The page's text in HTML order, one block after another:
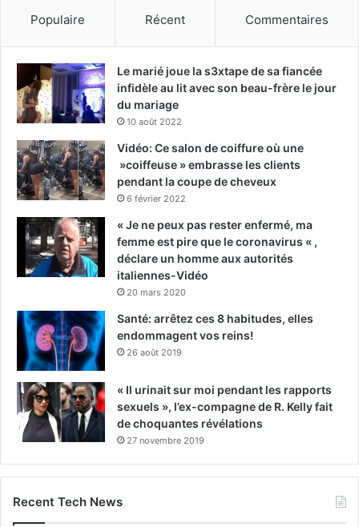
Populaire Récent Commentaires
Le marié joue la s3xtape de sa fiancée
infidèle au lit avec son beau-frère le jour
du mariage
10 août 2022
Vidéo: Ce salon de coiffure où une
»coiffeuse » embrasse les clients
pendant la coupe de cheveux
6 février 2022
« Je ne peux pas rester enfermé, ma
femme est pire que le coronavirus « ,
déclare un homme aux autorités
italiennes-Vidéo
20 mars 2020
Santé: arrêtez ces 8 habitudes, elles
endommagent vos reins!
26 août 2019
« Il urinait sur moi pendant les rapports
sexuels », l’ex-compagne de R. Kelly fait
de choquantes révélations
27 novembre 2019
Recent Tech News